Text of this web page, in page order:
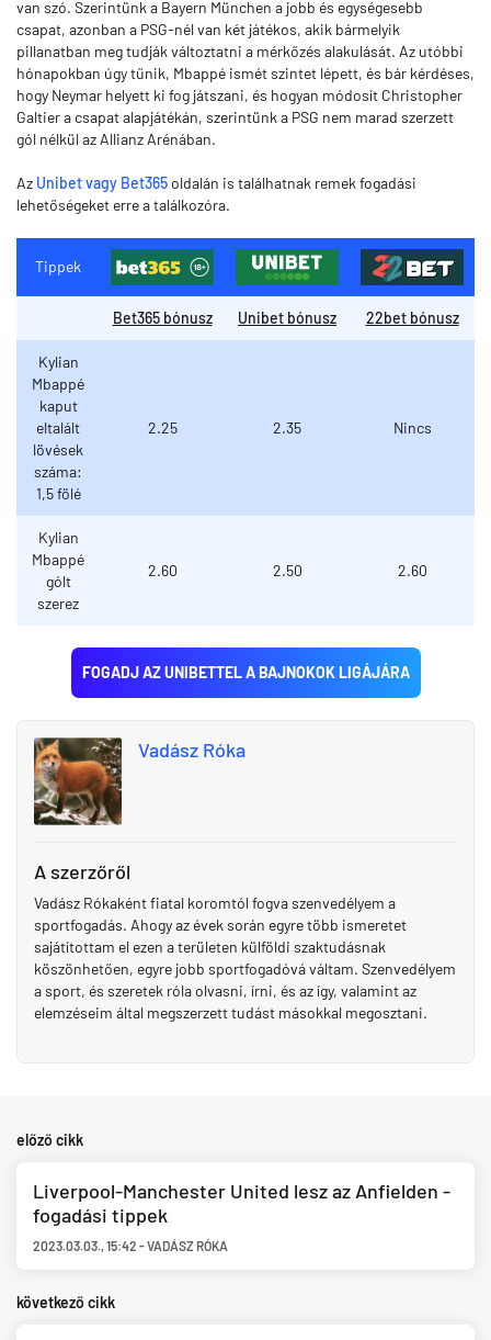
van szó. Szerintünk a Bayern München a jobb és egységesebb
csapat, azonban a PSG-nél van két játékos, akik bármelyik
pillanatban meg tudják változtatni a mérkőzés alakulását. Az utóbbi
hónapokban úgy tűnik, Mbappé ismét szintet lépett, és bár kérdéses,
hogy Neymar helyett ki fog játszani, és hogyan módosít Christopher
Galtier a csapat alapjátékán, szerintünk a PSG nem marad szerzett
gól nélkül az Allianz Arénában.
Az Unibet vagy Bet365oldalán is találhatnak remek fogadási
lehetőségeket erre a találkozóra.
Tippek
Bet365 bónusz Unibet bónusz 22bet bónusz
Kylian
Mbappé
kaput
eltalált
lövések
száma:
1,5 fölé
2.25 2.35 Nincs
Kylian
Mbappé
gólt
szerez
2.60 2.50 2.60
FOGADJ AZ UNIBETTEL A BAJNOKOK LIGÁJÁRA
Vadász Róka
A szerzőről
Vadász Rókaként fiatal koromtól fogva szenvedélyem a
sportfogadás. Ahogy az évek során egyre több ismeretet
sajátítottam el ezen a területen külföldi szaktudásnak
köszönhetően, egyre jobb sportfogadóvá váltam. Szenvedélyem
a sport, és szeretek róla olvasni, írni, és az így, valamint az
elemzéseim által megszerzett tudást másokkal megosztani.
előző cikk
Liverpool-Manchester United lesz az Anfielden -
fogadási tippek
2023.03.03.,15:42 -VADÁSZ RÓKA
következő cikk